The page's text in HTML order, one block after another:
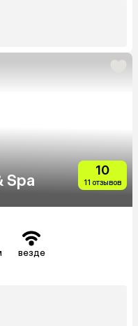
Spa
10
11 отзывов
везде